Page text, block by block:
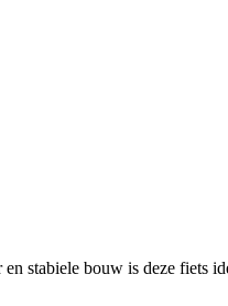
stabiele bouw is deze fiets